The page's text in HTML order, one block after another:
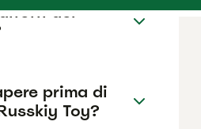
del
prima di
Toy?